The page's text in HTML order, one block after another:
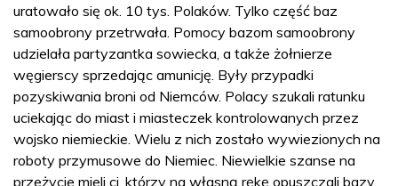
uratowało się ok. 10 tys. Polaków. Tylko część baz
samoobrony przetrwała. Pomocy bazom samoobrony
udzielała partyzantka sowiecka, a także żołnierze
węgierscy sprzedając amunicję. Były przypadki
pozyskiwania broni od Niemców. Polacy szukali ratunku
uciekając do miast i miasteczek kontrolowanych przez
wojsko niemieckie. Wielu z nich zostało wywiezionych na
roboty przymusowe do Niemiec. Niewielkie szanse na
przeżycie mieli ci, którzy na własną rękę opuszczali bazy